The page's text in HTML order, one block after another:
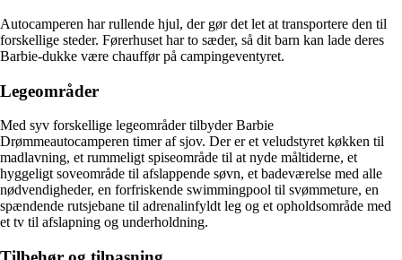
Autocamperen har rullende hjul, der gør det let at transportere den til
forskellige steder. Førerhuset har to sæder, så dit barn kan lade deres
Barbie-dukke være chauffør på campingeventyret.
Legeområder
Med syv forskellige legeområder tilbyder Barbie
Drømmeautocamperen timer af sjov. Der er et veludstyret køkken til
madlavning, et rummeligt spiseområde til at nyde måltiderne, et
hyggeligt soveområde til afslappende søvn, et badeværelse med alle
nødvendigheder, en forfriskende swimmingpool til svømmeture, en
spændende rutsjebane til adrenalinfyldt leg og et opholdsområde med
et tv til afslapning og underholdning.